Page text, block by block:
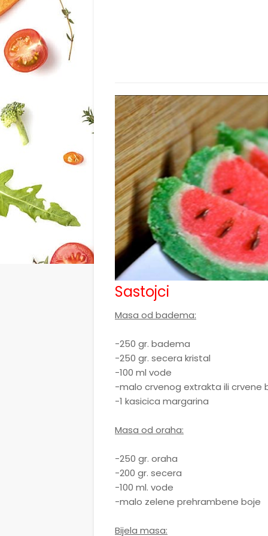
Sastojci
Masa od badema:
-250 gr. badema
-250 gr. secera kristal
-100 ml vode
-malo crvenog extrakta ili crvene
-1 kasicica margarina
Masa od oraha:
-250 gr. oraha
-200 gr. secera
-100 ml. vode
-malo zelene prehrambene boje
Bijela masa: